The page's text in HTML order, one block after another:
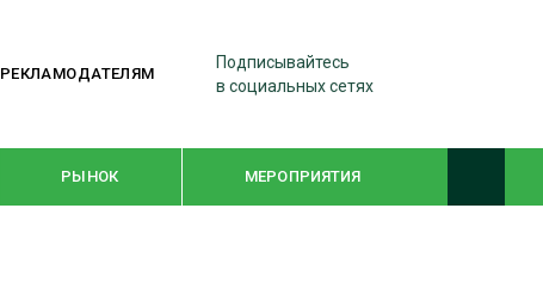
РЕКЛАМОДАТЕЛЯМ
Подписывайтесь
в социальных сетях
РЫНОК МЕРОПРИЯТИЯ